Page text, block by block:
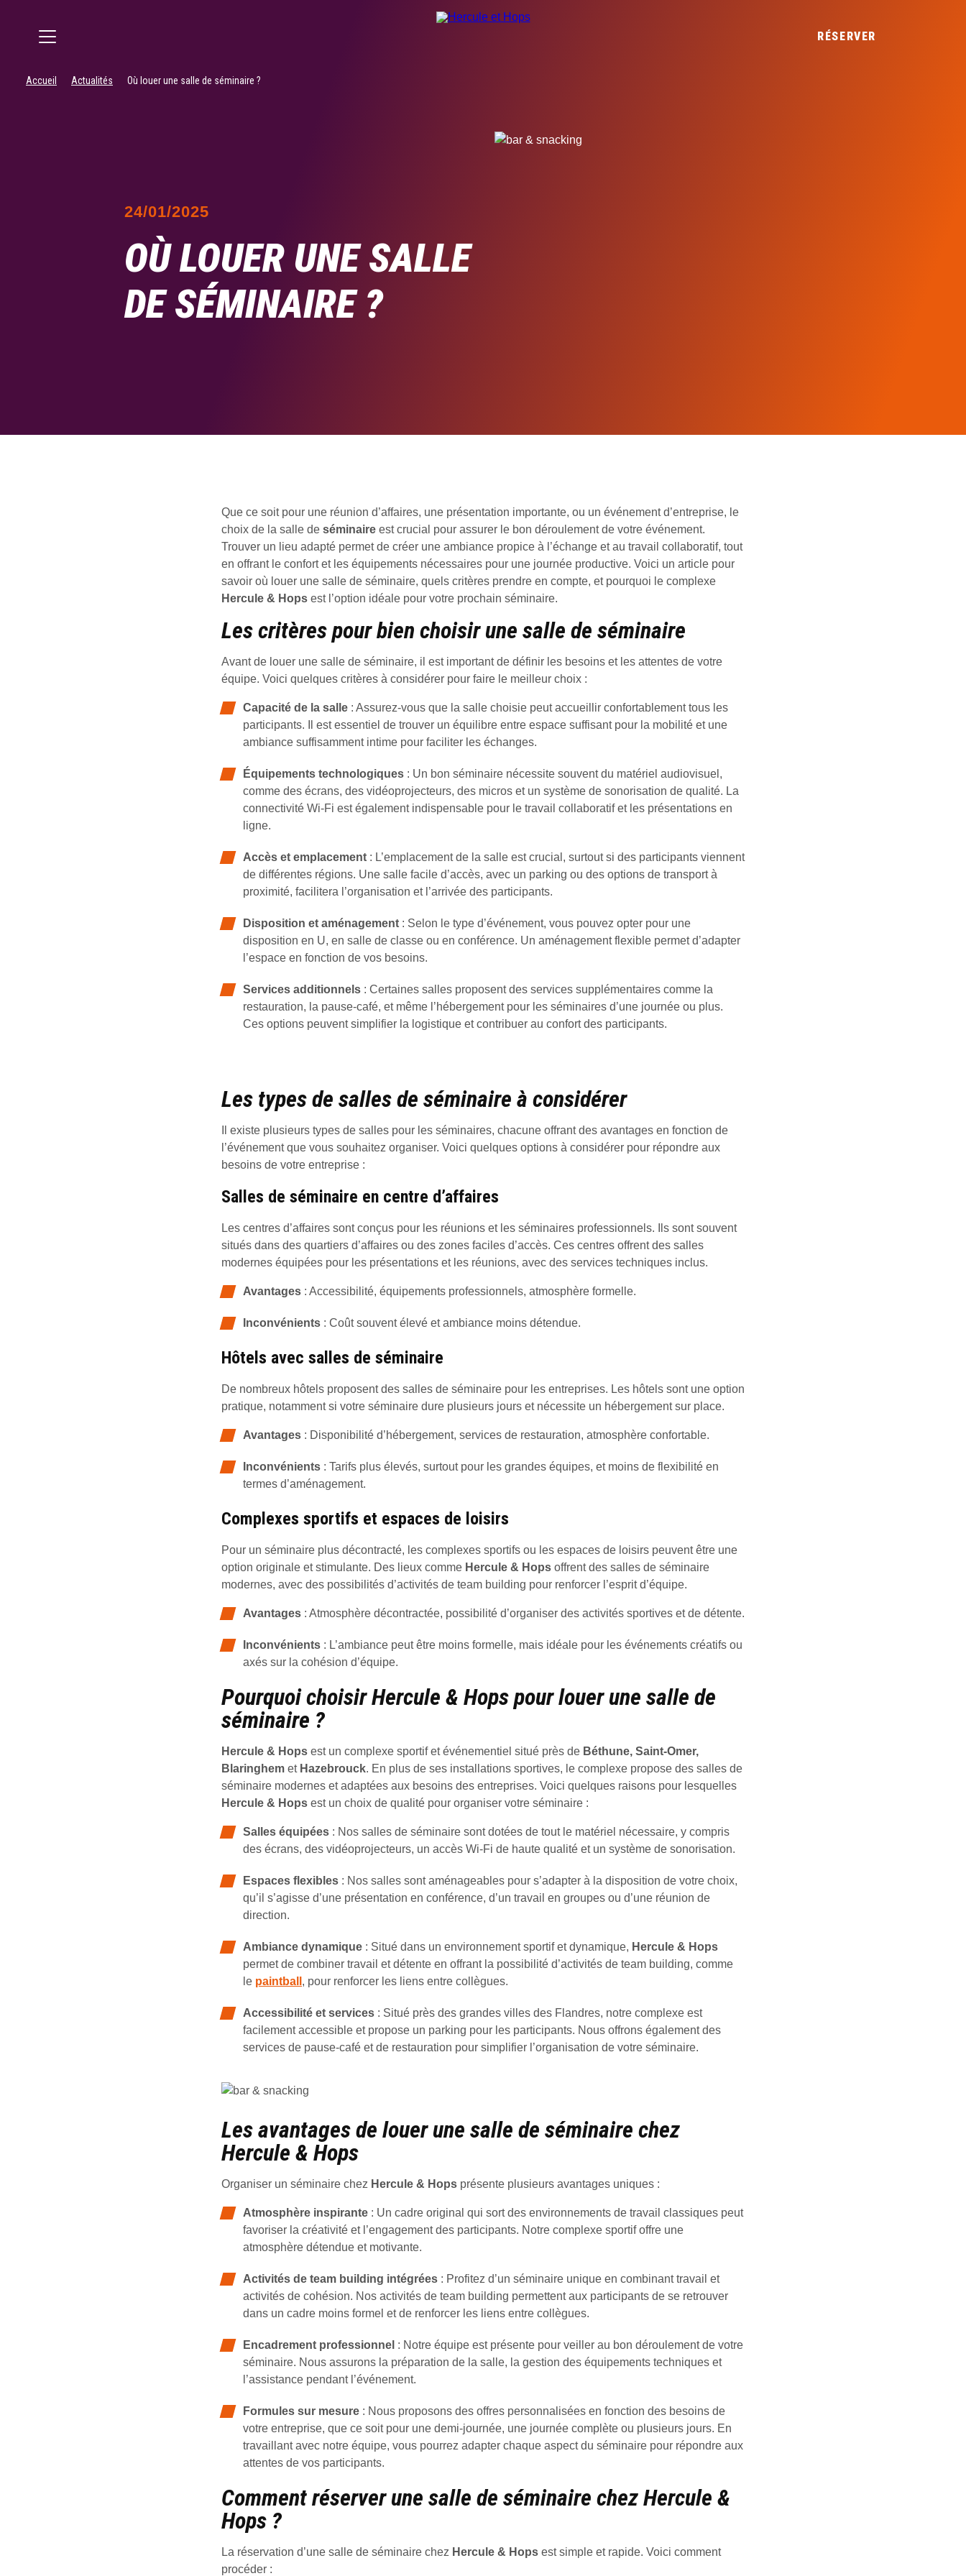
RÉSERVER
Accueil Actualités Où louer une salle de séminaire ?
24/01/2025
OÙ LOUER UNE SALLE
DE SÉMINAIRE ?
Que ce soit pour une réunion d’affaires, une présentation importante, ou un événement d’entreprise, le
choix de la salle de séminaire est crucial pour assurer le bon déroulement de votre événement.
Trouver un lieu adapté permet de créer une ambiance propice à l’échange et au travail collaboratif, tout
en offrant le confort et les équipements nécessaires pour une journée productive. Voici un article pour
savoir où louer une salle de séminaire, quels critères prendre en compte, et pourquoi le complexe
Hercule & Hops est l’option idéale pour votre prochain séminaire.
Les critères pour bien choisir une salle de séminaire
Avant de louer une salle de séminaire, il est important de définir les besoins et les attentes de votre
équipe. Voici quelques critères à considérer pour faire le meilleur choix :
Capacité de la salle : Assurez-vous que la salle choisie peut accueillir confortablement tous les
participants. Il est essentiel de trouver un équilibre entre espace suffisant pour la mobilité et une
ambiance suffisamment intime pour faciliter les échanges.
Équipements technologiques : Un bon séminaire nécessite souvent du matériel audiovisuel,
comme des écrans, des vidéoprojecteurs, des micros et un système de sonorisation de qualité. La
connectivité Wi-Fi est également indispensable pour le travail collaboratif et les présentations en
ligne.
Accès et emplacement : L’emplacement de la salle est crucial, surtout si des participants viennent
de différentes régions. Une salle facile d’accès, avec un parking ou des options de transport à
proximité, facilitera l’organisation et l’arrivée des participants.
Disposition et aménagement : Selon le type d’événement, vous pouvez opter pour une
disposition en U, en salle de classe ou en conférence. Un aménagement flexible permet d’adapter
l’espace en fonction de vos besoins.
Services additionnels : Certaines salles proposent des services supplémentaires comme la
restauration, la pause-café, et même l’hébergement pour les séminaires d’une journée ou plus.
Ces options peuvent simplifier la logistique et contribuer au confort des participants.
Les types de salles de séminaire à considérer
Il existe plusieurs types de salles pour les séminaires, chacune offrant des avantages en fonction de
l’événement que vous souhaitez organiser. Voici quelques options à considérer pour répondre aux
besoins de votre entreprise :
Salles de séminaire en centre d’affaires
Les centres d’affaires sont conçus pour les réunions et les séminaires professionnels. Ils sont souvent
situés dans des quartiers d’affaires ou des zones faciles d’accès. Ces centres offrent des salles
modernes équipées pour les présentations et les réunions, avec des services techniques inclus.
Avantages : Accessibilité, équipements professionnels, atmosphère formelle.
Inconvénients : Coût souvent élevé et ambiance moins détendue.
Hôtels avec salles de séminaire
De nombreux hôtels proposent des salles de séminaire pour les entreprises. Les hôtels sont une option
pratique, notamment si votre séminaire dure plusieurs jours et nécessite un hébergement sur place.
Avantages : Disponibilité d’hébergement, services de restauration, atmosphère confortable.
Inconvénients : Tarifs plus élevés, surtout pour les grandes équipes, et moins de flexibilité en
termes d’aménagement.
Complexes sportifs et espaces de loisirs
Pour un séminaire plus décontracté, les complexes sportifs ou les espaces de loisirs peuvent être une
option originale et stimulante. Des lieux comme Hercule & Hops offrent des salles de séminaire
modernes, avec des possibilités d’activités de team building pour renforcer l’esprit d’équipe.
Avantages : Atmosphère décontractée, possibilité d’organiser des activités sportives et de détente.
Inconvénients : L’ambiance peut être moins formelle, mais idéale pour les événements créatifs ou
axés sur la cohésion d’équipe.
Pourquoi choisir Hercule & Hops pour louer une salle de
séminaire ?
Hercule & Hops est un complexe sportif et événementiel situé près de Béthune, Saint-Omer,
Blaringhem et Hazebrouck. En plus de ses installations sportives, le complexe propose des salles de
séminaire modernes et adaptées aux besoins des entreprises. Voici quelques raisons pour lesquelles
Hercule & Hops est un choix de qualité pour organiser votre séminaire :
Salles équipées : Nos salles de séminaire sont dotées de tout le matériel nécessaire, y compris
des écrans, des vidéoprojecteurs, un accès Wi-Fi de haute qualité et un système de sonorisation.
Espaces flexibles : Nos salles sont aménageables pour s’adapter à la disposition de votre choix,
qu’il s’agisse d’une présentation en conférence, d’un travail en groupes ou d’une réunion de
direction.
Ambiance dynamique : Situé dans un environnement sportif et dynamique, Hercule & Hops
permet de combiner travail et détente en offrant la possibilité d’activités de team building, comme
le paintball , pour renforcer les liens entre collègues.
Accessibilité et services : Situé près des grandes villes des Flandres, notre complexe est
facilement accessible et propose un parking pour les participants. Nous offrons également des
services de pause-café et de restauration pour simplifier l’organisation de votre séminaire.
Les avantages de louer une salle de séminaire chez
Hercule & Hops
Organiser un séminaire chez Hercule & Hops présente plusieurs avantages uniques :
Atmosphère inspirante : Un cadre original qui sort des environnements de travail classiques peut
favoriser la créativité et l’engagement des participants. Notre complexe sportif offre une
atmosphère détendue et motivante.
Activités de team building intégrées : Profitez d’un séminaire unique en combinant travail et
activités de cohésion. Nos activités de team building permettent aux participants de se retrouver
dans un cadre moins formel et de renforcer les liens entre collègues.
Encadrement professionnel : Notre équipe est présente pour veiller au bon déroulement de votre
séminaire. Nous assurons la préparation de la salle, la gestion des équipements techniques et
l’assistance pendant l’événement.
Formules sur mesure : Nous proposons des offres personnalisées en fonction des besoins de
votre entreprise, que ce soit pour une demi-journée, une journée complète ou plusieurs jours. En
travaillant avec notre équipe, vous pourrez adapter chaque aspect du séminaire pour répondre aux
attentes de vos participants.
Comment réserver une salle de séminaire chez Hercule &
Hops ?
La réservation d’une salle de séminaire chez Hercule & Hops est simple et rapide. Voici comment
procéder :